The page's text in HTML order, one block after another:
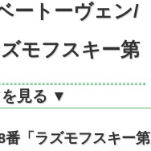
ートーヴェン/
モフスキー第
ノラル
見る ▼
「ラズモフスキー第